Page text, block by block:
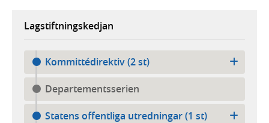
Lagstiftningskedjan
Kommittédirektiv (2 st)
Departementsserien
Statens offentliga utredningar (1 st)